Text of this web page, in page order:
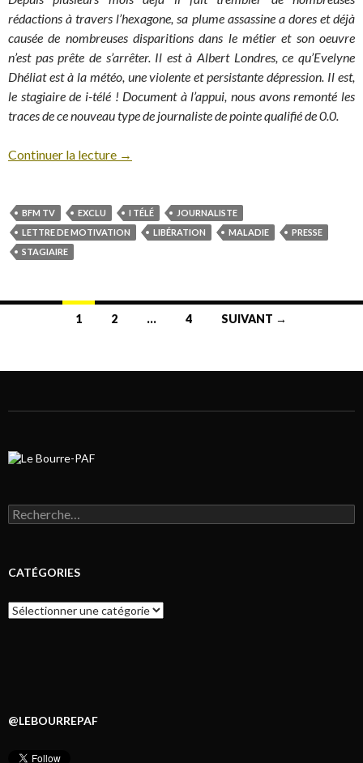
rédactions à travers l’hexagone, sa plume assassine a dores et déjà
causée de nombreuses disparitions dans le métier et son oeuvre
n’est pas prête de s’arrêter. Il est à Albert Londres, ce qu’Evelyne
Dhéliat est à la météo, une violente et persistante dépression. Il est,
le stagiaire de i-télé ! Document à l’appui, nous avons remonté les
traces de ce nouveau type de journaliste de pointe qualifié de 0.0.
Continuer la lecture →
BFM TV EXCLU I TÉLÉ
JOURNALISTE
LETTRE DE MOTIVATION
LIBÉRATION MALADIE
PRESSE
STAGIAIRE
1 2 … 4 SUIVANT →
Rechercher :
CATÉGORIES
Catégories
@LEBOURREPAF